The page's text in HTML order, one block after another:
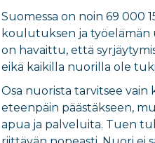
Suomessa on noin 69 000
koulutuksen ja työelämän
on havaittu, että
eikä kaikilla nuorilla ole
Osa nuorista tarvitsee
eteenpäin päästäkseen,
apua ja palveluita. Tuen